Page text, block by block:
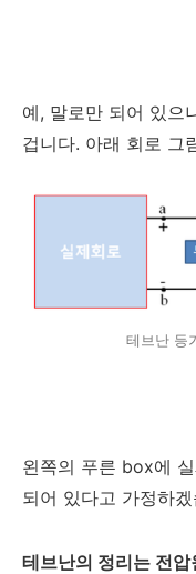
예, 말로만 되어 있으
겁니다. 아래 회로 그
테브난 등
왼쪽의 푸른 box에
되어 있다고 가정하
테브난의 정리는 전